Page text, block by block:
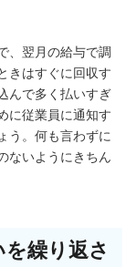
、翌月の給与で調
きはすぐに回収す
んで多く払いすぎ
に従業員に通知す
う。何も言わずに
ないようにきちん
を繰り返さ